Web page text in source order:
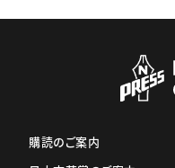
購読のご案内